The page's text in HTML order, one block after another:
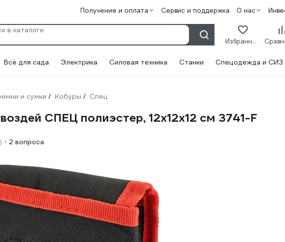
Получение и оплата Сервис и поддержка О нас
Избранное
Всё для сада Электрика Силовая техника Станки Спецодежда и СИЗ
и сумки / Кобуры / Спец
СПЕЦ полиэстер, 12x12x12 см 3741-F
2 вопроса